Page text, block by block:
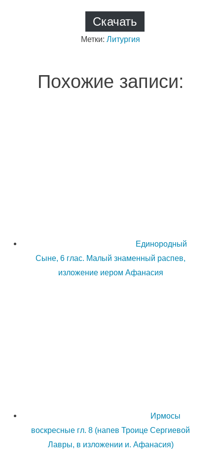
Скачать
Метки: Литургия
Похожие записи:
Единородный
Сыне, 6 глас. Малый знаменный распев,
изложение иером Афанасия
Ирмосы
воскресные гл. 8 (напев Троице Сергиевой
Лавры, в изложении и. Афанасия)